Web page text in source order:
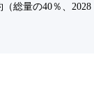
総量の40％、2028